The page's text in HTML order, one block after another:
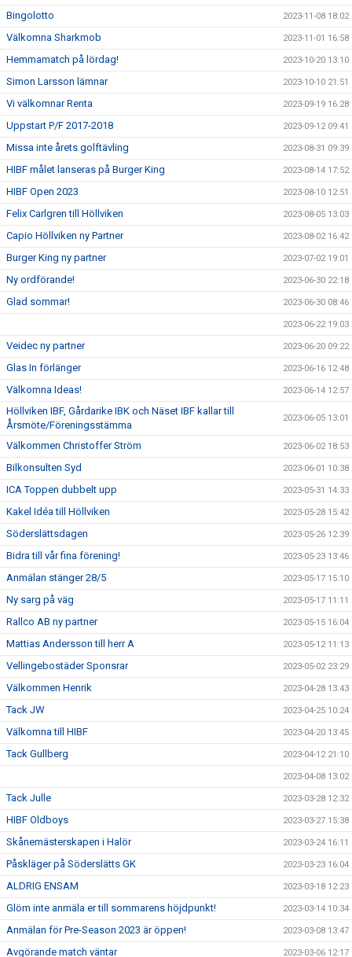
Bingolotto 2023-11-08 18:02
Välkomna Sharkmob 2023-11-01 16:58
Hemmamatch på lördag! 2023-10-20 13:10
Simon Larsson lämnar 2023-10-10 21:51
Vi välkomnar Renta 2023-09-19 16:28
Uppstart P/F 2017-2018 2023-09-12 09:41
Missa inte årets golftävling 2023-08-31 09:39
HIBF målet lanseras på Burger King 2023-08-14 17:52
HIBF Open 2023 2023-08-10 12:51
Felix Carlgren till Höllviken 2023-08-05 13:03
Capio Höllviken ny Partner 2023-08-02 16:42
Burger King ny partner 2023-07-02 19:01
Ny ordförande! 2023-06-30 22:18
Glad sommar! 2023-06-30 08:46
2023-06-22 19:03
Veidec ny partner 2023-06-20 09:22
Glas In förlänger 2023-06-16 12:48
Välkomna Ideas! 2023-06-14 12:57
Höllviken IBF, Gårdarike IBK och Näset IBF kallar till
Årsmöte/Föreningsstämma
2023-06-05 13:01
Välkommen Christoffer Ström 2023-06-02 18:53
Bilkonsulten Syd 2023-06-01 10:38
ICA Toppen dubbelt upp 2023-05-31 14:33
Kakel Idéa till Höllviken 2023-05-28 15:42
Söderslättsdagen 2023-05-26 12:39
Bidra till vår fina förening! 2023-05-23 13:46
Anmälan stänger 28/5 2023-05-17 15:10
Ny sarg på väg 2023-05-17 11:11
Rallco AB ny partner 2023-05-15 16:04
Mattias Andersson till herr A 2023-05-12 11:13
Vellingebostäder Sponsrar 2023-05-02 23:29
Välkommen Henrik 2023-04-28 13:43
Tack JW 2023-04-25 10:24
Välkomna till HIBF 2023-04-20 13:45
Tack Gullberg 2023-04-12 21:10
2023-04-08 13:02
Tack Julle 2023-03-28 12:32
HIBF Oldboys 2023-03-27 15:38
Skånemästerskapen i Halör 2023-03-24 16:11
Påskläger på Söderslätts GK 2023-03-23 16:04
ALDRIG ENSAM 2023-03-18 12:23
Glöm inte anmäla er till sommarens höjdpunkt! 2023-03-14 10:34
Anmälan för Pre-Season 2023 är öppen! 2023-03-08 13:47
Avgörande match väntar 2023-03-06 12:17